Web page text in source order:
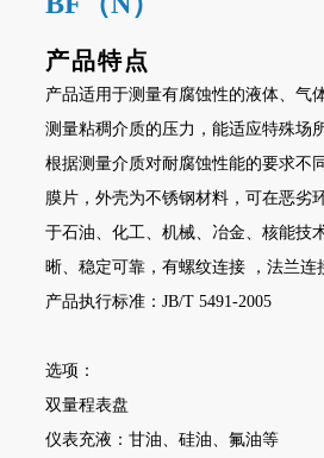
产品特点
产品适用于测量有腐蚀性的液体、气
测量粘稠介质的压力，能适应特殊场
根据测量介质对耐腐蚀性能的要求不
膜片，外壳为不锈钢材料，可在恶劣
于石油、化工、机械、冶金、核能技
晰、稳定可靠，有螺纹连接 ，法兰连
产品执行标准：JB/T 5491-2005
选项：
双量程表盘
仪表充液：甘油、硅油、氟油等